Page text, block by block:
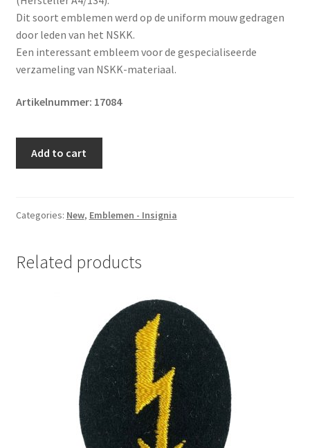
Dit soort emblemen werd op de uniform mouw gedragen
door leden van het NSKK.
Een interessant embleem voor de gespecialiseerde
verzameling van NSKK-materiaal.
Artikelnummer: 17084
brown
eagle
Add to cart
Categories: New, Emblemen - Insignia
Related products